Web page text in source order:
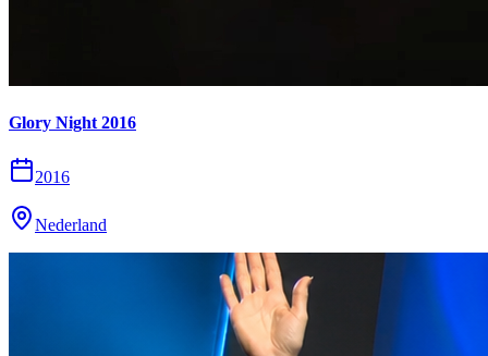
Glory Night 2016
2016
Nederland